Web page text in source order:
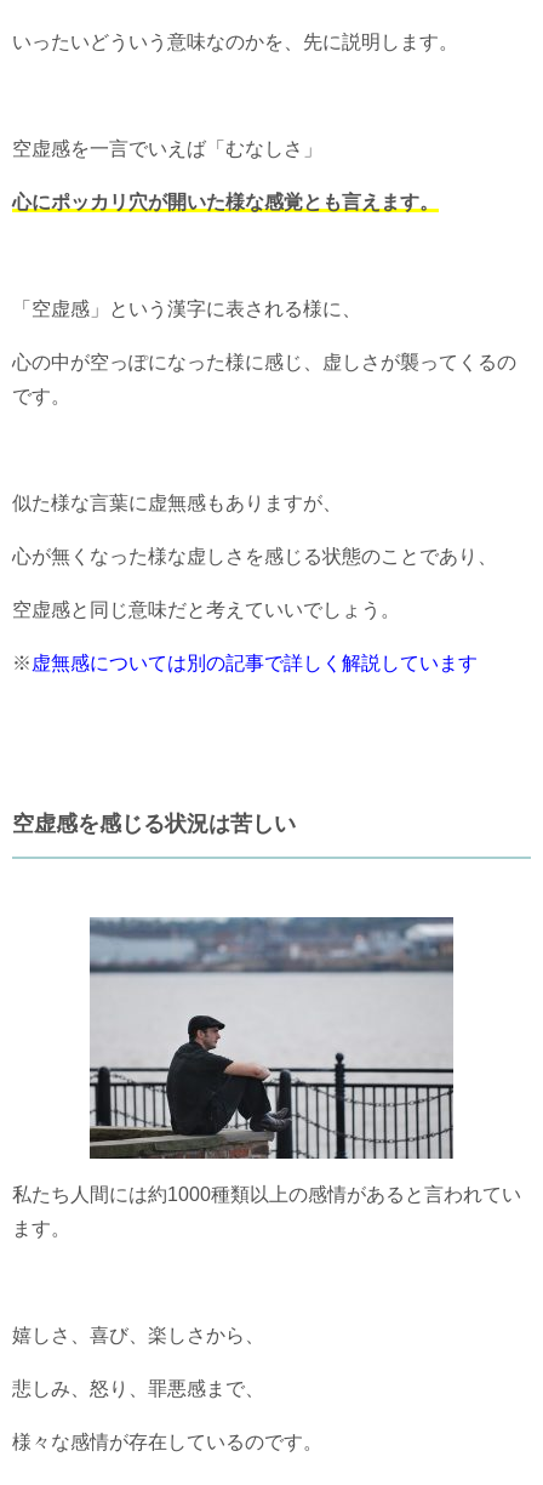
いったいどういう意味なのかを、先に説明します。
空虚感を一言でいえば「むなしさ」
心にポッカリ穴が開いた様な感覚とも言えます。
「空虚感」という漢字に表される様に、
心の中が空っぽになった様に感じ、虚しさが襲ってくるの
です。
似た様な言葉に虚無感もありますが、
心が無くなった様な虚しさを感じる状態のことであり、
空虚感と同じ意味だと考えていいでしょう。
※ 虚無感については別の記事で詳しく解説しています
空虚感を感じる状況は苦しい
私たち人間には約1000種類以上の感情があると言われてい
ます。
嬉しさ、喜び、楽しさから、
悲しみ、怒り、罪悪感まで、
様々な感情が存在しているのです。